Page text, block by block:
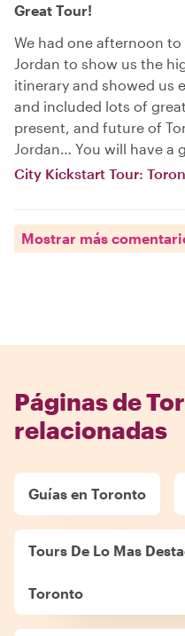
Great Tour!
We had one afternoon
Jordan to show us the
itinerary and showed us
and included lots of
present, and future of
Jordan… You will have a
City Kickstart Tour:
Mostrar más
Páginas de
relacionadas
Guías en Toronto
Tours De Lo Mas
Toronto